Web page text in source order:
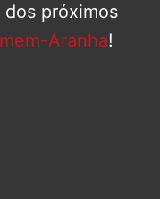
próximos
Aranha!